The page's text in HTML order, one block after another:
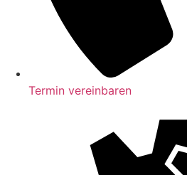
Termin vereinbaren